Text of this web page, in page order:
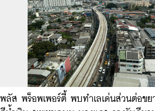
พลัส พร็อพเพอร์ตี้ พบทำเลเด่นส่วนต่อขย